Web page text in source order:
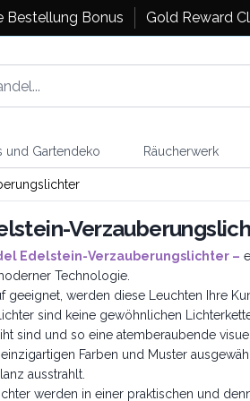
Bestellung Bonus Gold Reward
und Gartendeko Räucherwerk
Edelstein-Verzauberungslichter –
Technologie.
geeignet, werden diese Leuchten Ihre
sind keine gewöhnlichen
sind und so eine atemberaubende
Farben und Muster
ausstrahlt.
werden in einer praktischen und